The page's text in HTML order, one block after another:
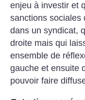
enjeu à investir et
sanctions sociales
dans un syndicat,
droite mais qui
ensemble de
gauche et ensuite
pouvoir faire